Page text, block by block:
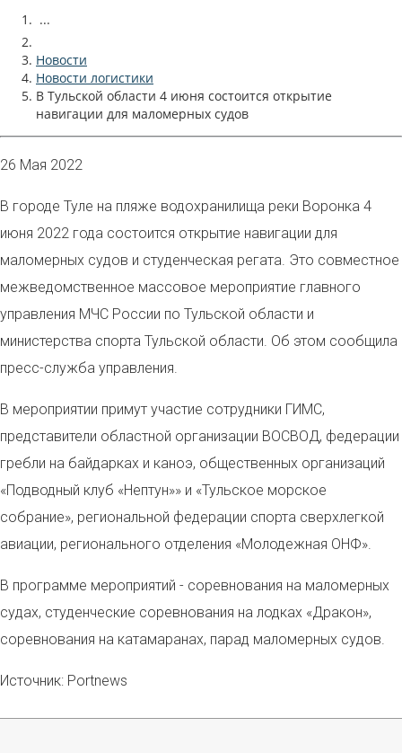
...
Новости
Новости логистики
В Тульской области 4 июня состоится открытие
навигации для маломерных судов
26 Мая 2022
В городе Туле на пляже водохранилища реки Воронка 4
июня 2022 года состоится открытие навигации для
маломерных судов и студенческая регата. Это совместное
межведомственное массовое мероприятие главного
управления МЧС России по Тульской области и
министерства спорта Тульской области. Об этом сообщила
пресс-служба управления.
В мероприятии примут участие сотрудники ГИМС,
представители областной организации ВОСВОД, федерации
гребли на байдарках и каноэ, общественных организаций
«Подводный клуб «Нептун»» и «Тульское морское
собрание», региональной федерации спорта сверхлегкой
авиации, регионального отделения «Молодежная ОНФ».
В программе мероприятий - соревнования на маломерных
судах, студенческие соревнования на лодках «Дракон»,
соревнования на катамаранах, парад маломерных судов.
Источник: Portnews